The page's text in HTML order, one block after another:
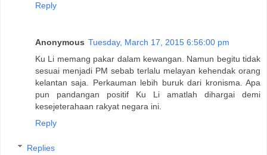
Reply
Anonymous Tuesday, March 17, 2015 6:56:00 pm
Ku Li memang pakar dalam kewangan. Namun begitu tidak
sesuai menjadi PM sebab terlalu melayan kehendak orang
kelantan saja. Perkauman lebih buruk dari kronisma. Apa
pun pandangan positif Ku Li amatlah dihargai demi
kesejeterahaan rakyat negara ini.
Reply
Replies